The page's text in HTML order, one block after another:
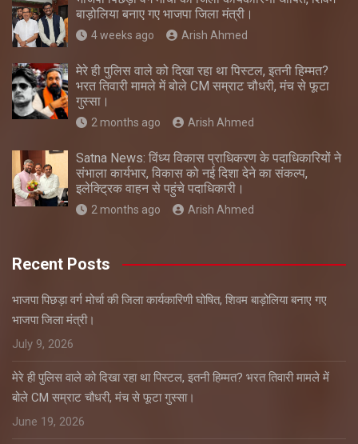
बाड़ोलिया बनाए गए भाजपा जिला मंत्री।
4 weeks ago Arish Ahmed
मेरे ही पुलिस वाले को दिखा रहा था पिस्टल, इतनी हिम्मत?
भरत तिवारी मामले में बोले CM सम्राट चौधरी, मंच से फूटा
गुस्सा।
2 months ago Arish Ahmed
Satna News: विंध्य विकास प्राधिकरण के पदाधिकारियों ने
संभाला कार्यभार, विकास को नई दिशा देने का संकल्प,
इलेक्ट्रिक वाहन से पहुंचे पदाधिकारी।
2 months ago Arish Ahmed
Recent Posts
भाजपा पिछड़ा वर्ग मोर्चा की जिला कार्यकारिणी घोषित, शिवम बाड़ोलिया बनाए गए
भाजपा जिला मंत्री।
July 9, 2026
मेरे ही पुलिस वाले को दिखा रहा था पिस्टल, इतनी हिम्मत? भरत तिवारी मामले में
बोले CM सम्राट चौधरी, मंच से फूटा गुस्सा।
June 19, 2026